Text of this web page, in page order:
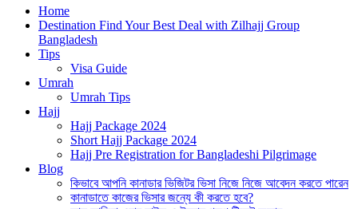
জিলহজ্জ গ্রুপ বাংলাদেশ
Best Hajj Umrah Travel Tour Agent in Bangladesh
Home
Destination Find Your Best Deal with Zilhajj Group
Bangladesh
Tips
Visa Guide
Umrah
Umrah Tips
Hajj
Hajj Package 2024
Short Hajj Package 2024
Hajj Pre Registration for Bangladeshi Pilgrimage
Blog
কিভাবে আপনি কানাডার ভিজিটর ভিসা নিজে নিজে আবেদন করতে পারেন
কানাডাতে কাজের ভিসার জন্যে কী করতে হবে?